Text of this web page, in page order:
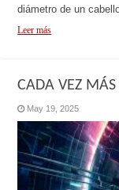
diámetro de un
Leer más
CADA VEZ MÁS
May 19, 2025